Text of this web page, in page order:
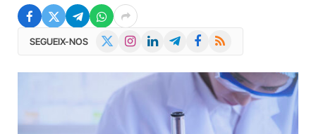
SEGUEIX-NOS InstagramLinkedInTelegramFacebook
RSS